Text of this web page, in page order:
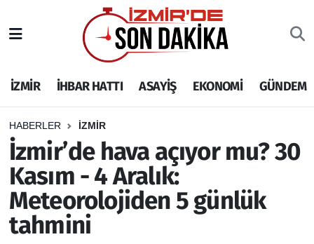
İZMİR İHBAR HATTI ASAYİŞ EKONOMİ GÜNDEM
HABERLER İZMİR
İzmir’de hava açıyor mu? 30
Kasım - 4 Aralık:
Meteorolojiden 5 günlük
tahmini
İHBAR HATTI
DEPREM
GENEL
EKONOMİ
SİYASET
İzmir Nöbetçi Eczaneler
İzmir Hava Durumu
İzmir Namaz Vakitleri
İzmir Trafik Yoğunluk Haritası
Puan Durumu ve Fikstür
Tüm Manşetler